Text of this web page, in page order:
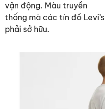
vận động. Màu truyền
thống mà các tín đồ Levi’s
phải sở hữu.